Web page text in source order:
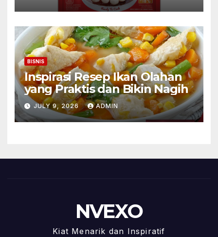
BISNIS
Inspirasi Resep Ikan Olahan
yang Praktis dan Bikin Nagih
JULY 9, 2026 ADMIN
NVEXO
Kiat Menarik dan Inspiratif